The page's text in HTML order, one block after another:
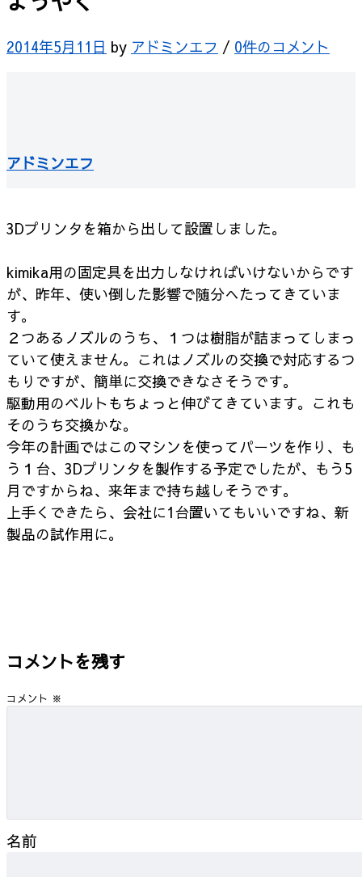
2014年5月11日 by アドミンエフ / 0件のコメント
アドミンエフ
3Dプリンタを箱から出して設置しました。
kimika用の固定具を出力しなければいけないからです
が、昨年、使い倒した影響で随分へたってきていま
す。
２つあるノズルのうち、１つは樹脂が詰まってしまっ
ていて使えません。これはノズルの交換で対応するつ
もりですが、簡単に交換できなさそうです。
駆動用のベルトもちょっと伸びてきています。これも
そのうち交換かな。
今年の計画ではこのマシンを使ってパーツを作り、も
う１台、3Dプリンタを製作する予定でしたが、もう5
月ですからね、来年まで持ち越しそうです。
上手くできたら、会社に1台置いてもいいですね、新
製品の試作用に。
コメントを残す
コメント ※
名前